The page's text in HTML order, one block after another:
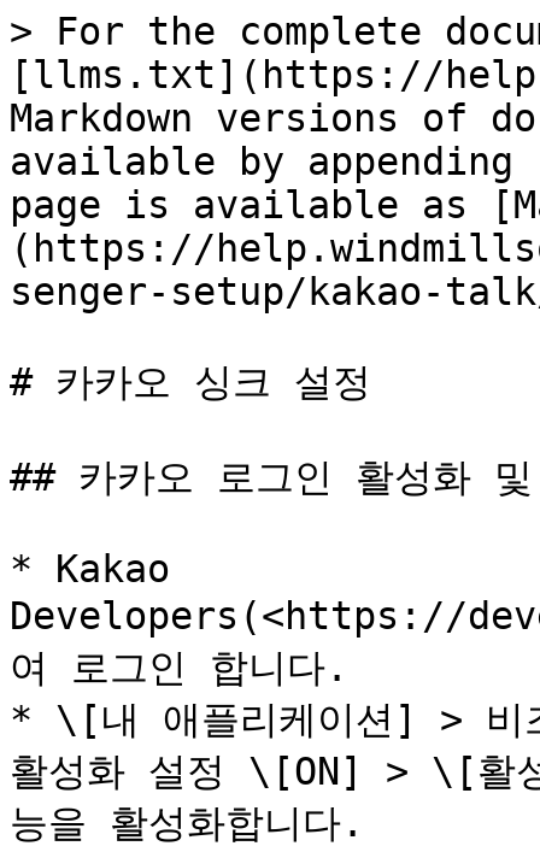
> For the complete
[llms.txt](https://
Markdown versions of
available by
page is available as
(https://
senger-setup/kakao-
# 카카오 싱크 설정
## 카카오 로그인 활성화
* Kakao
Developers(<https://
여 로그인 합니다.
* \[내 애플리케이션] >
활성화 설정 \[ON] > \[활
능을 활성화합니다.